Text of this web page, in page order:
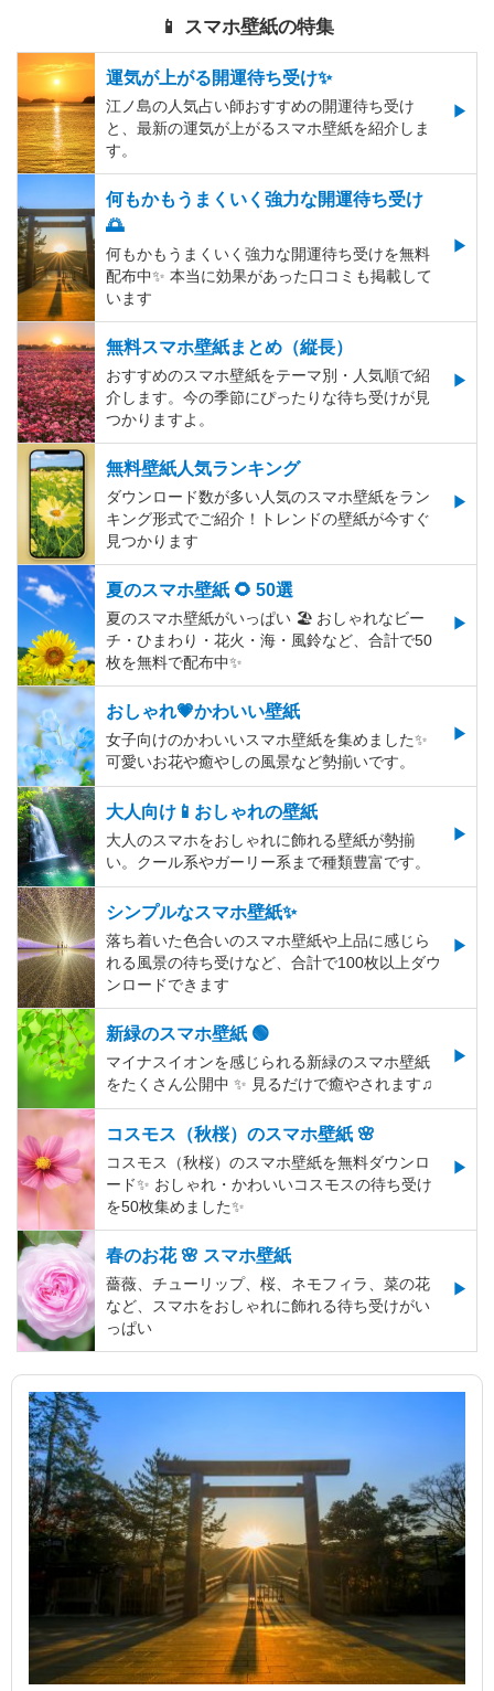
📱 スマホ壁紙の特集
運気が上がる開運待ち受け✨
江ノ島の人気占い師おすすめの開運待ち受け
と、最新の運気が上がるスマホ壁紙を紹介しま
す。
何もかもうまくいく強力な開運待ち受け
🌅
何もかもうまくいく強力な開運待ち受けを無料
配布中✨️ 本当に効果があった口コミも掲載して
います
無料スマホ壁紙まとめ（縦長）
おすすめのスマホ壁紙をテーマ別・人気順で紹
介します。今の季節にぴったりな待ち受けが見
つかりますよ。
無料壁紙人気ランキング
ダウンロード数が多い人気のスマホ壁紙をラン
キング形式でご紹介！トレンドの壁紙が今すぐ
見つかります
夏のスマホ壁紙 🌻 50選
夏のスマホ壁紙がいっぱい 🏖 おしゃれなビー
チ・ひまわり・花火・海・風鈴など、合計で50
枚を無料で配布中✨
おしゃれ💗かわいい壁紙
女子向けのかわいいスマホ壁紙を集めました✨
可愛いお花や癒やしの風景など勢揃いです。
大人向け📱おしゃれの壁紙
大人のスマホをおしゃれに飾れる壁紙が勢揃
い。クール系やガーリー系まで種類豊富です。
シンプルなスマホ壁紙✨
落ち着いた色合いのスマホ壁紙や上品に感じら
れる風景の待ち受けなど、合計で100枚以上ダウ
ンロードできます
新緑のスマホ壁紙 🟢
マイナスイオンを感じられる新緑のスマホ壁紙
をたくさん公開中 ✨ 見るだけで癒やされます♫
コスモス（秋桜）のスマホ壁紙 🌸
コスモス（秋桜）のスマホ壁紙を無料ダウンロ
ード✨️ おしゃれ・かわいいコスモスの待ち受け
を50枚集めました✨️
春のお花 🌸 スマホ壁紙
薔薇、チューリップ、桜、ネモフィラ、菜の花
など、スマホをおしゃれに飾れる待ち受けがい
っぱい